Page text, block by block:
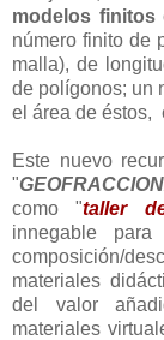
modelos finitos
número finito de
malla), de
de polígonos; un
el área de éstos,
Este nuevo
"
como "taller
innegable
composición/
materiales
del valor
materiales